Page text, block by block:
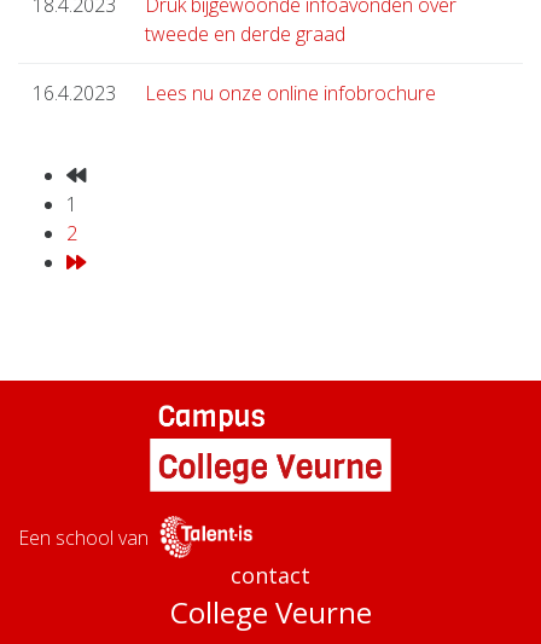
tweede en derde graad
16.4.2023 Lees nu onze online infobrochure
1
2
Een school van
contact
College Veurne